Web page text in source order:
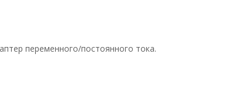
переменного/постоянного тока.